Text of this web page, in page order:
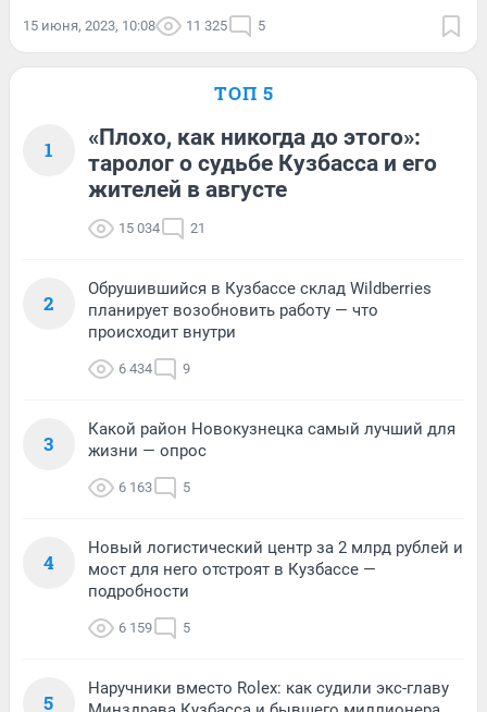
15 июня, 2023, 10:08 11 325 5
ТОП 5
1
«Плохо, как никогда до этого»:
таролог о судьбе Кузбасса и его
жителей в августе
15 034 21
2
Обрушившийся в Кузбассе склад Wildberries
планирует возобновить работу — что
происходит внутри
6 434 9
3
Какой район Новокузнецка самый лучший для
жизни — опрос
6 163 5
4
Новый логистический центр за 2 млрд рублей и
мост для него отстроят в Кузбассе —
подробности
6 159 5
5
Наручники вместо Rolex: как судили экс-главу